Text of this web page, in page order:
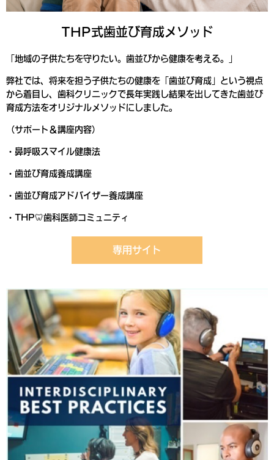
THP式歯並び育成メソッド
「地域の子供たちを守りたい。歯並びから健康を考える。」
弊社では、将来を担う子供たちの健康を「歯並び育成」という視点
から着目し、歯科クリニックで長年実践し結果を出してきた歯並び
育成方法をオリジナルメソッドにしました。
（サポート＆講座内容）
・鼻呼吸スマイル健康法
・歯並び育成養成講座
・歯並び育成アドバイザー養成講座
・THP🦷歯科医師コミュニティ
専用サイト